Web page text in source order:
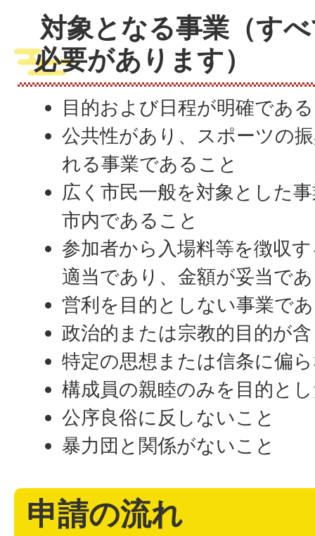
対象となる事業（す
必要があります）
目的および日程が明確であ
公共性があり、スポーツの
れる事業であること
広く市民一般を対象とした
市内であること
参加者から入場料等を徴収
適当であり、金額が妥当で
営利を目的としない事業で
政治的または宗教的目的が
特定の思想または信条に偏
構成員の親睦のみを目的と
公序良俗に反しないこと
暴力団と関係がないこと
申請の流れ